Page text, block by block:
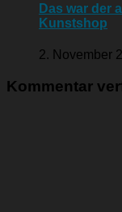
Das war der
Kunstshop
2. November
Kommentar